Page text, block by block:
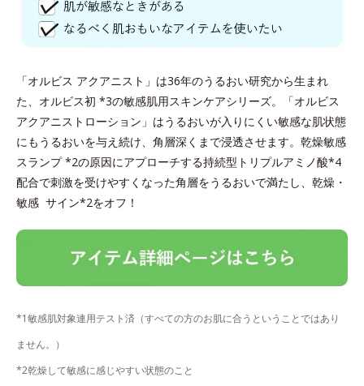
「オルビス アクアニスト」は36年のうるおい研究から生まれ
た、オルビス初 *3の敏感肌用スキンケアシリーズ。「オルビス
アクアニストローション」はうるおいが入りにくい敏感な肌状態
にもうるおいを与え続け、角層深くまで浸透させます。乾燥敏感
スランプ *2の原因にアプローチする持続型トリプルアミノ酸*4
配合で刺激を受けやすくなった角層をうるおいで満たし、乾燥・
敏感 サイン*2をオフ！
*1敏感肌対象連用テスト済（すべての方のお肌に合うということではあり
ません。）
*2乾燥して敏感に感じやすい状態のこと